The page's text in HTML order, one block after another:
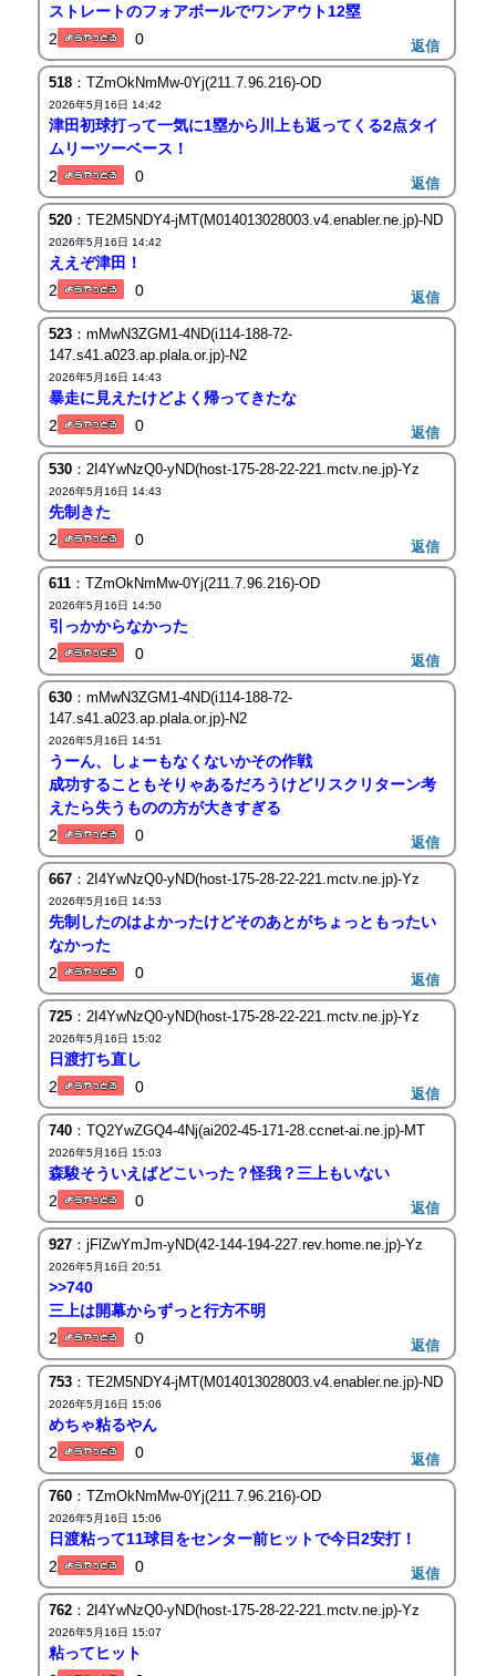
ストレートのフォアボールでワンアウト12塁
2
0 返信
518：TZmOkNmMw-0Yj(211.7.96.216)-OD
2026年5月16日 14:42
津田初球打って一気に1塁から川上も返ってくる2点タイ
ムリーツーベース！
2
0 返信
520：TE2M5NDY4-jMT(M014013028003.v4.enabler.ne.jp)-ND
2026年5月16日 14:42
ええぞ津田！
2
0 返信
523：mMwN3ZGM1-4ND(i114-188-72-
147.s41.a023.ap.plala.or.jp)-N2
2026年5月16日 14:43
暴走に見えたけどよく帰ってきたな
2
0 返信
530：2I4YwNzQ0-yND(host-175-28-22-221.mctv.ne.jp)-Yz
2026年5月16日 14:43
先制きた
2
0 返信
611：TZmOkNmMw-0Yj(211.7.96.216)-OD
2026年5月16日 14:50
引っかからなかった
2
0 返信
630：mMwN3ZGM1-4ND(i114-188-72-
147.s41.a023.ap.plala.or.jp)-N2
2026年5月16日 14:51
うーん、しょーもなくないかその作戦
成功することもそりゃあるだろうけどリスクリターン考
えたら失うものの方が大きすぎる
2
0 返信
667：2I4YwNzQ0-yND(host-175-28-22-221.mctv.ne.jp)-Yz
2026年5月16日 14:53
先制したのはよかったけどそのあとがちょっともったい
なかった
2
0 返信
725：2I4YwNzQ0-yND(host-175-28-22-221.mctv.ne.jp)-Yz
2026年5月16日 15:02
日渡打ち直し
2
0 返信
740：TQ2YwZGQ4-4Nj(ai202-45-171-28.ccnet-ai.ne.jp)-MT
2026年5月16日 15:03
森駿そういえばどこいった？怪我？三上もいない
2
0 返信
927：jFlZwYmJm-yND(42-144-194-227.rev.home.ne.jp)-Yz
2026年5月16日 20:51
>>740
三上は開幕からずっと行方不明
2
0 返信
753：TE2M5NDY4-jMT(M014013028003.v4.enabler.ne.jp)-ND
2026年5月16日 15:06
めちゃ粘るやん
2
0 返信
760：TZmOkNmMw-0Yj(211.7.96.216)-OD
2026年5月16日 15:06
日渡粘って11球目をセンター前ヒットで今日2安打！
2
0 返信
762：2I4YwNzQ0-yND(host-175-28-22-221.mctv.ne.jp)-Yz
2026年5月16日 15:07
粘ってヒット